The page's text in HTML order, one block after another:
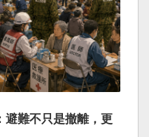
避難不只是撤離，更